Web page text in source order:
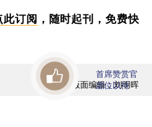
此订阅 ，随时起刊，免费快
版面编辑：刘明晖
首席赞赏官
虚位以待